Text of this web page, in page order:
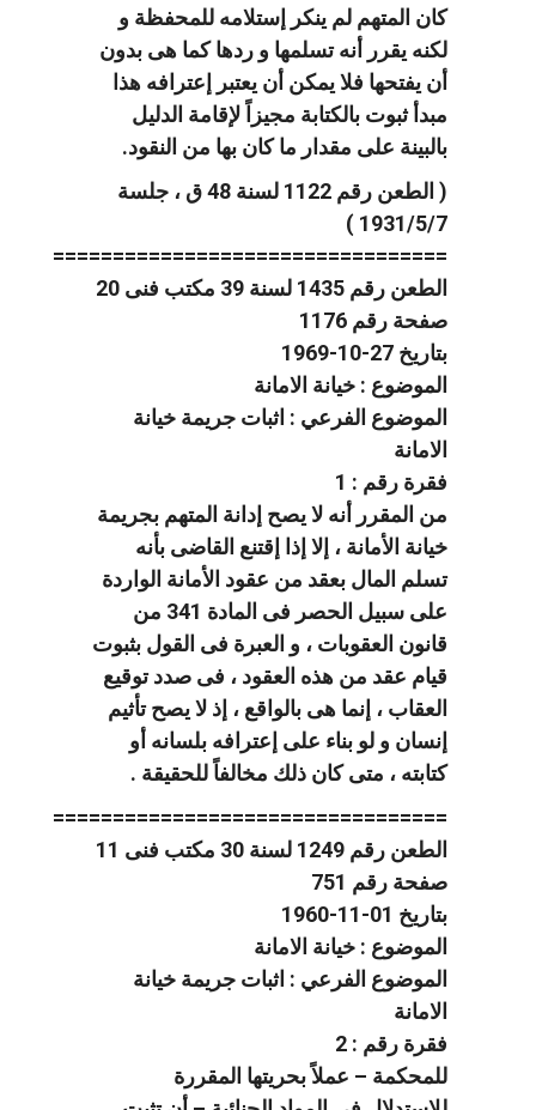
كان المتهم لم ينكر إستلامه للمحفظة و
لكنه يقرر أنه تسلمها و ردها كما هى بدون
أن يفتحها فلا يمكن أن يعتبر إعترافه هذا
مبدأ ثبوت بالكتابة مجيزاً لإقامة الدليل
بالبينة على مقدار ما كان بها من النقود.
( الطعن رقم 1122 لسنة 48 ق ، جلسة
1931/5/7 )
=================================
الطعن رقم 1435 لسنة 39 مكتب فنى 20
صفحة رقم 1176
بتاريخ 27-10-1969
الموضوع : خيانة الامانة
الموضوع الفرعي : اثبات جريمة خيانة
الامانة
فقرة رقم : 1
من المقرر أنه لا يصح إدانة المتهم بجريمة
خيانة الأمانة ، إلا إذا إقتنع القاضى بأنه
تسلم المال بعقد من عقود الأمانة الواردة
على سبيل الحصر فى المادة 341 من
قانون العقوبات ، و العبرة فى القول بثبوت
قيام عقد من هذه العقود ، فى صدد توقيع
العقاب ، إنما هى بالواقع ، إذ لا يصح تأثيم
إنسان و لو بناء على إعترافه بلسانه أو
كتابته ، متى كان ذلك مخالفاً للحقيقة .
=================================
الطعن رقم 1249 لسنة 30 مكتب فنى 11
صفحة رقم 751
بتاريخ 01-11-1960
الموضوع : خيانة الامانة
الموضوع الفرعي : اثبات جريمة خيانة
الامانة
فقرة رقم : 2
للمحكمة – عملاً بحريتها المقررة